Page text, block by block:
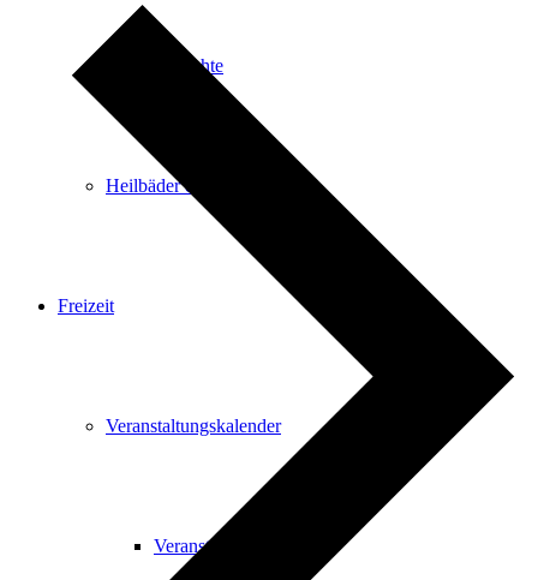
Stadtgeschichte
Heilbäder & Kurorte
Freizeit
Veranstaltungskalender
Veranstaltungskalender